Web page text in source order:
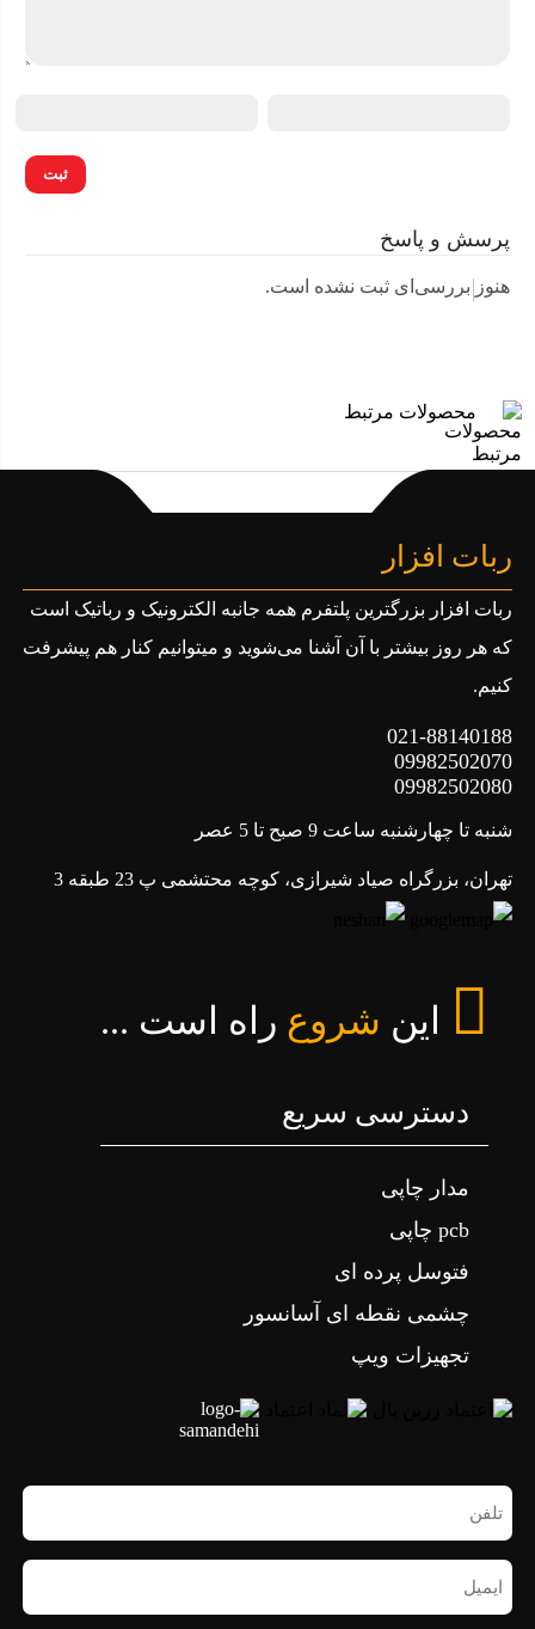
پرسش و پاسخ
هنوز بررسی‌ای ثبت نشده است.
محصولات مرتبط
ربات افزار
ربات افزار بزرگترین پلتفرم همه جانبه الکترونیک و رباتیک است
که هر روز بیشتر با آن آشنا می‌شوید و میتوانیم کنار هم پیشرفت
کنیم.
021-88140188
09982502070
09982502080
شنبه تا چهارشنبه ساعت 9 صبح تا 5 عصر
تهران، بزرگراه صیاد شیرازی، کوچه محتشمی پ 23 طبقه 3
این شروع راه است ...
دسترسی سریع
مدار چاپی
pcb چاپی
فتوسل پرده ای
چشمی نقطه ای آسانسور
تجهیزات ویپ
تلفن
همراه
(ضروری)
ایمیل